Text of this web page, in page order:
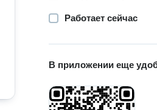
Работает сейчас
В приложении еще